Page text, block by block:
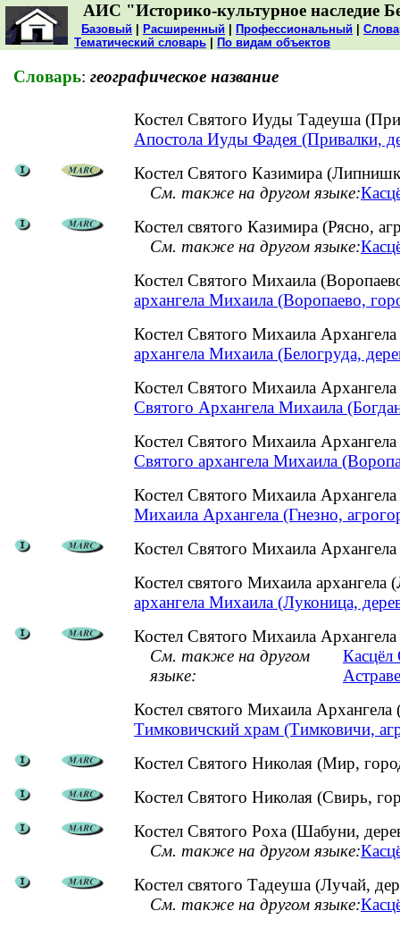
АИС "Историко-культурное наследие
Базовый Расширенный Профессиональный
Тематический словарь
По видам объектов
Словарь: географическое название
Костел Святого Иуды Тадеуша
Апостола Иуды Фадея (Привалки,
Костел Святого Казимира
См. также на другом языке:
Костел святого Казимира (Рясно,
См. также на другом языке:
Костел Святого Михаила
архангела Михаила (Воропаево,
Костел Святого Михаила
архангела Михаила (Белогруда,
Костел Святого Михаила
Святого Архангела Михаила
Костел Святого Михаила
Святого архангела Михаила
Костел Святого Михаила
Михаила Архангела (Гнезно,
Костел Святого Михаила
Костел святого Михаила
архангела Михаила (Луконица,
Костел Святого Михаила
См. также на другом
языке:
Касцёл
Костел святого Михаила
Тимковичский храм (Тимковичи,
Костел Святого Николая (Мир,
Костел Святого Николая (Свирь,
Костел Святого Роха (Шабуни,
См. также на другом языке:
Костел святого Тадеуша (Лучай,
См. также на другом языке: